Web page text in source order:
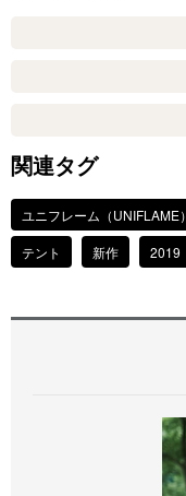
関連タグ
ユニフレーム（UNIFLAME）
テント
新作 2019